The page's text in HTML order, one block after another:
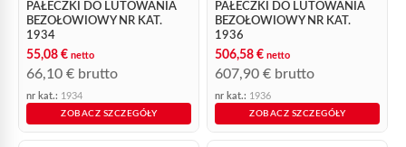
PAŁECZKI DO LUTOWANIA
BEZOŁOWIOWY NR KAT.
1934
55,08 € netto
66,10 € brutto
nr kat.: 1934
ZOBACZ SZCZEGÓŁY
PAŁECZKI DO LUTOWANIA
BEZOŁOWIOWY NR KAT.
1936
506,58 € netto
607,90 € brutto
nr kat.: 1936
ZOBACZ SZCZEGÓŁY